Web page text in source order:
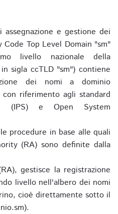
e gestione dei
Top Level Domain "sm"
livello nazionale della
sigla ccTLD "sm") contiene
dei nomi a dominio
riferimento agli standard
(IPS) e Open System
procedure in base alle quali
(RA) sono definite dalla
gestisce la registrazione
livello nell'albero dei nomi
cioè direttamente sotto il